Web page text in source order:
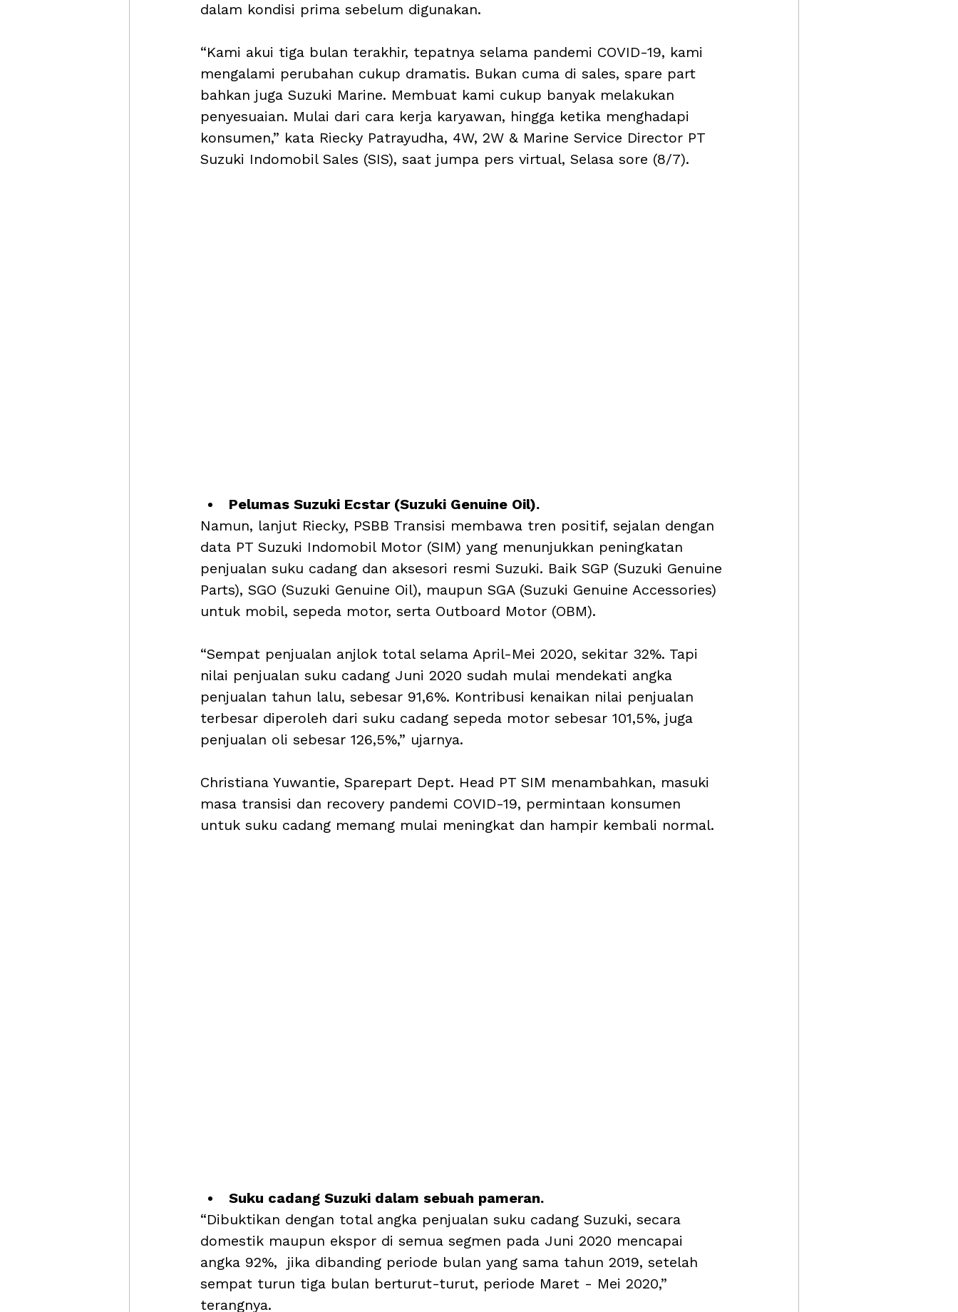
dalam kondisi prima sebelum digunakan.
“Kami akui tiga bulan terakhir, tepatnya selama pandemi COVID-19, kami
mengalami perubahan cukup dramatis. Bukan cuma di sales, spare part
bahkan juga Suzuki Marine. Membuat kami cukup banyak melakukan
penyesuaian. Mulai dari cara kerja karyawan, hingga ketika menghadapi
konsumen,” kata Riecky Patrayudha, 4W, 2W & Marine Service Director PT
Suzuki Indomobil Sales (SIS), saat jumpa pers virtual, Selasa sore (8/7).
Pelumas Suzuki Ecstar (Suzuki Genuine Oil).
Namun, lanjut Riecky, PSBB Transisi membawa tren positif, sejalan dengan
data PT Suzuki Indomobil Motor (SIM) yang menunjukkan peningkatan
penjualan suku cadang dan aksesori resmi Suzuki. Baik SGP (Suzuki Genuine
Parts), SGO (Suzuki Genuine Oil), maupun SGA (Suzuki Genuine Accessories)
untuk mobil, sepeda motor, serta Outboard Motor (OBM).
“Sempat penjualan anjlok total selama April-Mei 2020, sekitar 32%. Tapi
nilai penjualan suku cadang Juni 2020 sudah mulai mendekati angka
penjualan tahun lalu, sebesar 91,6%. Kontribusi kenaikan nilai penjualan
terbesar diperoleh dari suku cadang sepeda motor sebesar 101,5%, juga
penjualan oli sebesar 126,5%,” ujarnya.
Christiana Yuwantie, Sparepart Dept. Head PT SIM menambahkan, masuki
masa transisi dan recovery pandemi COVID-19, permintaan konsumen
untuk suku cadang memang mulai meningkat dan hampir kembali normal.
Suku cadang Suzuki dalam sebuah pameran.
“Dibuktikan dengan total angka penjualan suku cadang Suzuki, secara
domestik maupun ekspor di semua segmen pada Juni 2020 mencapai
angka 92%,  jika dibanding periode bulan yang sama tahun 2019, setelah
sempat turun tiga bulan berturut-turut, periode Maret - Mei 2020,”
terangnya.